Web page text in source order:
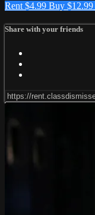
Rent $4.99 Buy $12.99
Share with your friends